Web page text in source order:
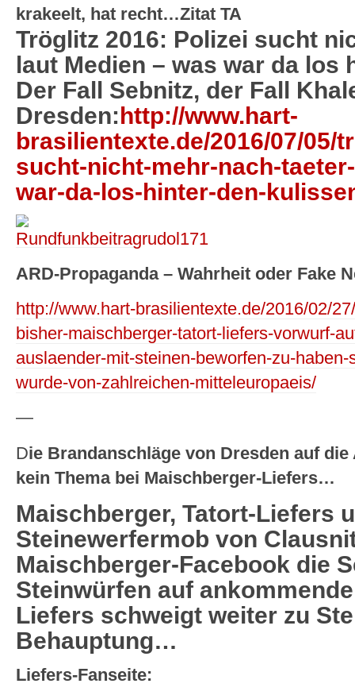
krakeelt, hat recht…Zitat TA
Tröglitz 2016: Polizei sucht
laut Medien – was war da los
Der Fall Sebnitz, der Fall
Dresden:http://www.hart-
brasilientexte.de/2016/07/05/
sucht-nicht-mehr-nach-
war-da-los-hinter-den-
ARD-Propaganda – Wahrheit oder Fake
http://www.hart-brasilientexte.de/2016/02/
bisher-maischberger-tatort-liefers-vorwurf-
auslaender-mit-steinen-beworfen-zu-
wurde-von-zahlreichen-mitteleuropaeis/
—
Die Brandanschläge von Dresden auf
kein Thema bei Maischberger-Liefers…
Maischberger, Tatort-Liefers
Steinewerfermob von
Maischberger-Facebook die
Steinwürfen auf
Liefers schweigt weiter zu
Behauptung…
Liefers-Fanseite: